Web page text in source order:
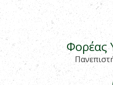
Φορέας